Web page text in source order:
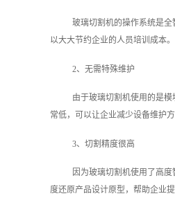
玻璃切割机的操作系统是
以大大节约企业的人员培训成本。
2、无需特殊维护
由于玻璃切割机使用的是
常低，可以让企业减少设备维护方
3、切割精度很高
因为玻璃切割机使用了高
度还原产品设计原型，帮助企业